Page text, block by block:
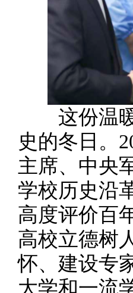
这份温暖
史的冬日。
主席、中央
学校历史沿
高度评价百
高校立德树
怀、建设专
大学和一流